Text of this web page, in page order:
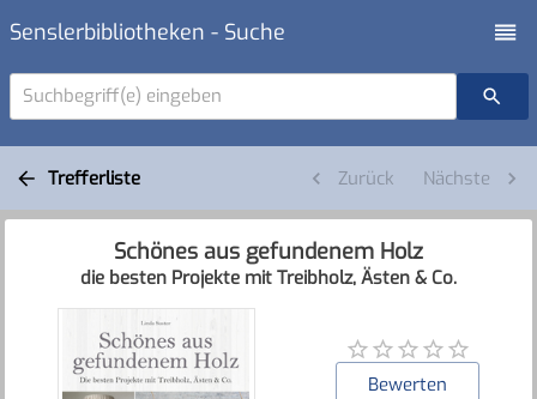
Senslerbibliotheken - Suche
Suchbegriff(e) eingeben
Trefferliste Zurück Nächste
Schönes aus gefundenem Holz
die besten Projekte mit Treibholz, Ästen & Co.
Bewerten